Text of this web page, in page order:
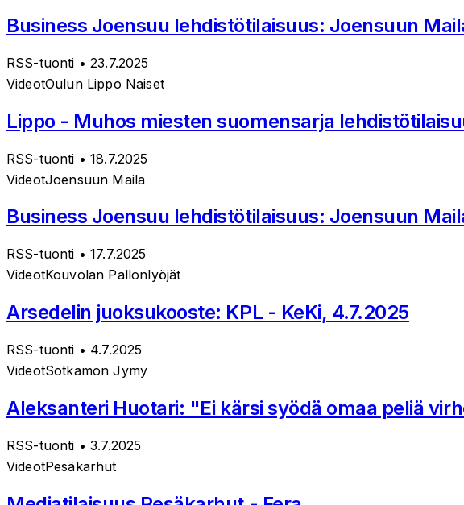
Business Joensuu lehdistötilaisuus: Joensuun
RSS-tuonti • 23.7.2025
VideotOulun Lippo Naiset
Lippo - Muhos miesten suomensarja
RSS-tuonti • 18.7.2025
VideotJoensuun Maila
Business Joensuu lehdistötilaisuus: Joensuun
RSS-tuonti • 17.7.2025
VideotKouvolan Pallonlyöjät
Arsedelin juoksukooste: KPL - KeKi, 4.7.2025
RSS-tuonti • 4.7.2025
VideotSotkamon Jymy
Aleksanteri Huotari: "Ei kärsi syödä omaa peliä
RSS-tuonti • 3.7.2025
VideotPesäkarhut